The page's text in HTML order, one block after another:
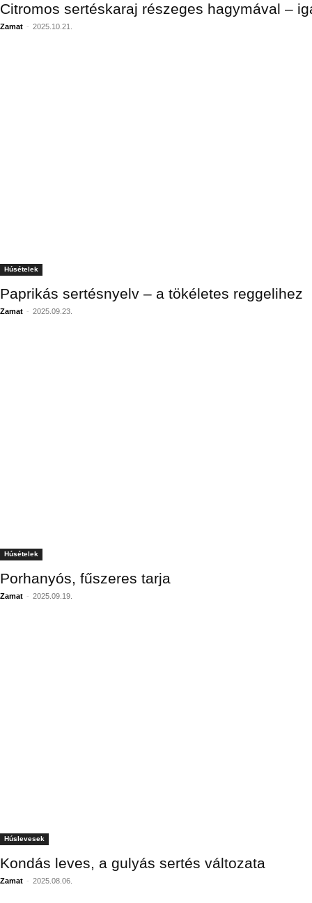
Citromos sertéskaraj részeges hagymával –
Zamat - 2025.10.21.
Húsételek
Paprikás sertésnyelv – a tökéletes reggelihez
Zamat - 2025.09.23.
Húsételek
Porhanyós, fűszeres tarja
Zamat - 2025.09.19.
Húslevesek
Kondás leves, a gulyás sertés változata
Zamat - 2025.08.06.